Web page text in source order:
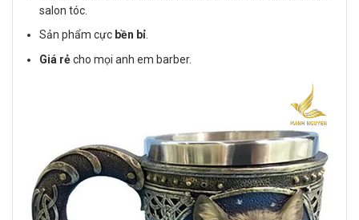
salon tóc.
Sản phẩm cực bền bỉ.
Giá rẻcho mọi anh em barber.